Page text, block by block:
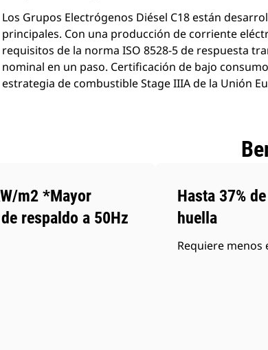
Los Grupos Electrógenos Diésel C18 están
principales. Con una producción de corriente
requisitos de la norma ISO 8528-5 de respuesta
nominal en un paso. Certificación de bajo
estrategia de combustible Stage IIIA de la Unión
m2 *Mayor
respaldo a 50Hz
Hasta 37%
huella
Requiere menos